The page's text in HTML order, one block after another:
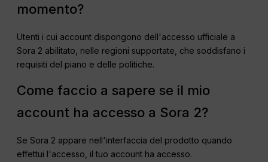
momento?
Utenti i cui account dispongono dell'accesso ufficiale a
Sora 2 abilitato, nelle regioni supportate, che soddisfano i
requisiti del piano e delle politiche.
Come faccio a sapere se il mio
account ha accesso a Sora 2?
Se Sora 2 appare nell'interfaccia del prodotto quando
effettui l'accesso, il tuo account ha accesso.